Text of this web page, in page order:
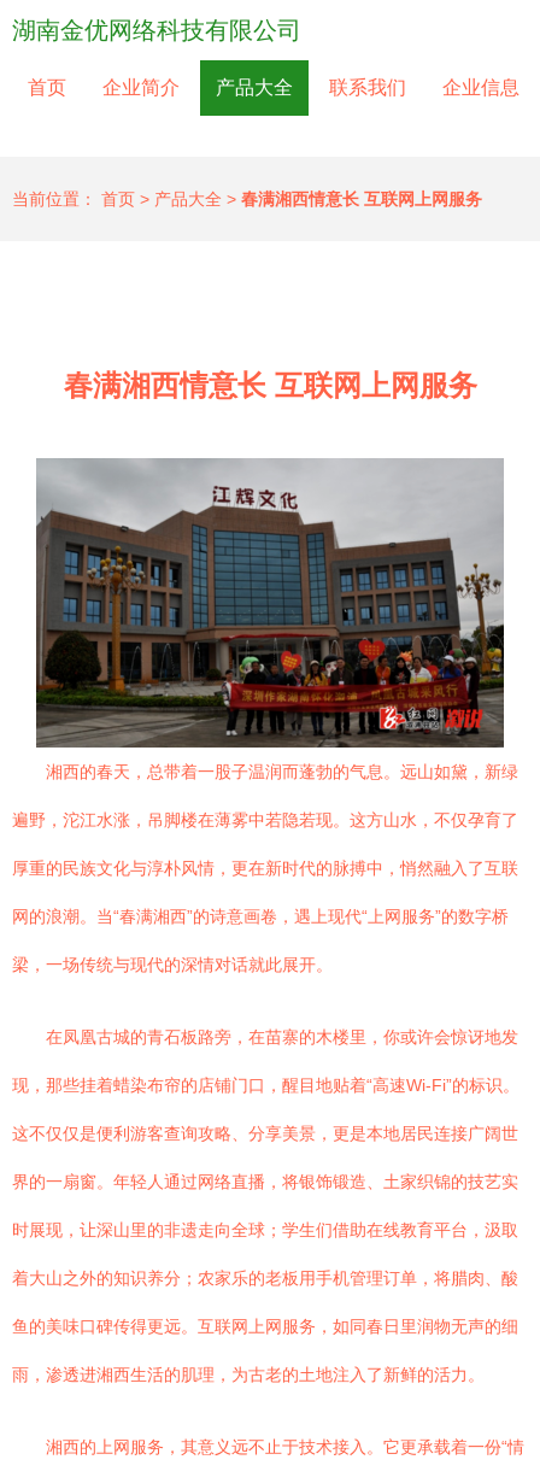
湖南金优网络科技有限公司
首页 企业简介 产品大全 联系我们 企业信息
当前位置： 首页 > 产品大全 > 春满湘西情意长 互联网上网服务
春满湘西情意长 互联网上网服务
湘西的春天，总带着一股子温润而蓬勃的气息。远山如黛，新绿
遍野，沱江水涨，吊脚楼在薄雾中若隐若现。这方山水，不仅孕育了
厚重的民族文化与淳朴风情，更在新时代的脉搏中，悄然融入了互联
网的浪潮。当“春满湘西”的诗意画卷，遇上现代“上网服务”的数字桥
梁，一场传统与现代的深情对话就此展开。
在凤凰古城的青石板路旁，在苗寨的木楼里，你或许会惊讶地发
现，那些挂着蜡染布帘的店铺门口，醒目地贴着“高速Wi-Fi”的标识。
这不仅仅是便利游客查询攻略、分享美景，更是本地居民连接广阔世
界的一扇窗。年轻人通过网络直播，将银饰锻造、土家织锦的技艺实
时展现，让深山里的非遗走向全球；学生们借助在线教育平台，汲取
着大山之外的知识养分；农家乐的老板用手机管理订单，将腊肉、酸
鱼的美味口碑传得更远。互联网上网服务，如同春日里润物无声的细
雨，渗透进湘西生活的肌理，为古老的土地注入了新鲜的活力。
湘西的上网服务，其意义远不止于技术接入。它更承载着一份“情